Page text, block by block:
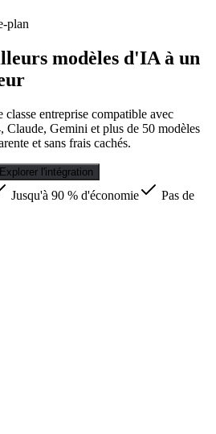
plan
modèles d'IA à un
entreprise compatible avec
Gemini et plus de 50 modèles
et sans frais cachés.
Explorer l'intégration
Jusqu'à 90 % d'économie
Pas de